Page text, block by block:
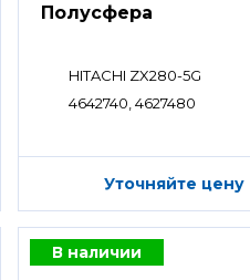
Полусфера
HITACHI ZX280-5G
4642740, 4627480
Уточняйте цену
В наличии